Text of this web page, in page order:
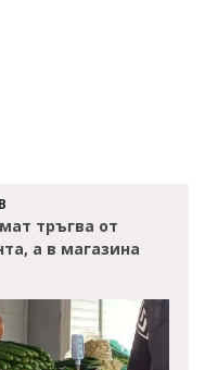
тръгва от
а в магазина